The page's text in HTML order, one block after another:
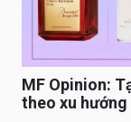
MF Opinion:
theo xu hướng